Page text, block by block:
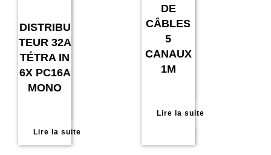
DISTRIBU
TEUR 32A
TÉTRA IN
6X PC16A
MONO
Lire la suite
DE
CÂBLES
5
CANAUX
1M
Lire la suite